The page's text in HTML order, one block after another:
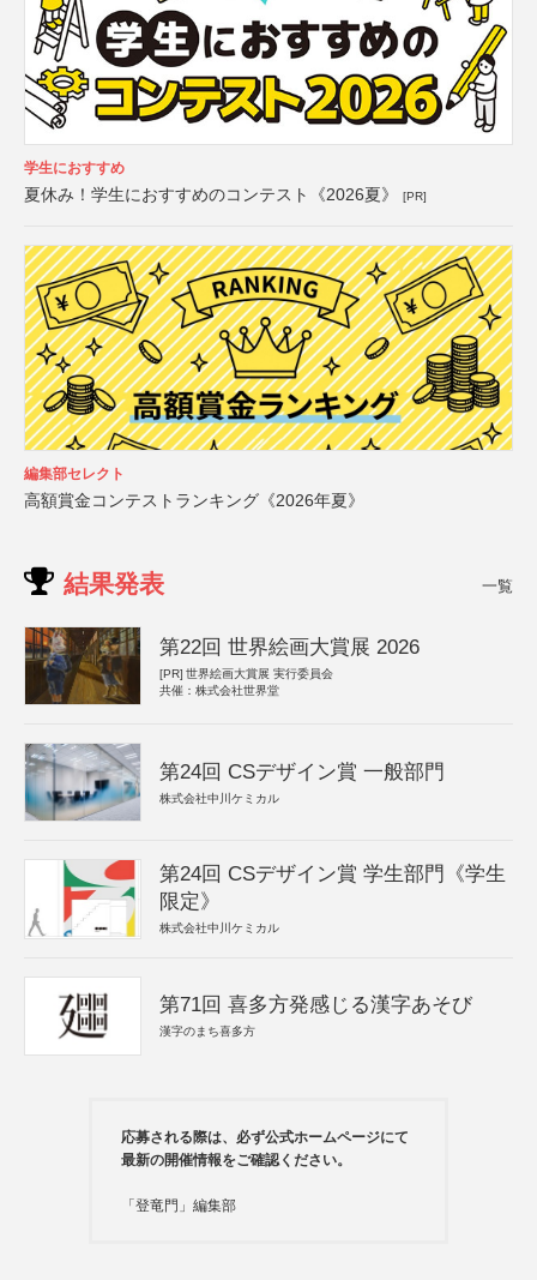
学生におすすめ
夏休み！学生におすすめのコンテスト《2026夏》 [PR]
編集部セレクト
高額賞金コンテストランキング《2026年夏》
結果発表 一覧
第22回 世界絵画大賞展 2026
[PR] 世界絵画大賞展 実行委員会
共催：株式会社世界堂
第24回 CSデザイン賞 一般部門
株式会社中川ケミカル
第24回 CSデザイン賞 学生部門《学生
限定》
株式会社中川ケミカル
第71回 喜多方発感じる漢字あそび
漢字のまち喜多方
応募される際は、必ず公式ホームページにて
最新の開催情報をご確認ください。
「登竜門」編集部